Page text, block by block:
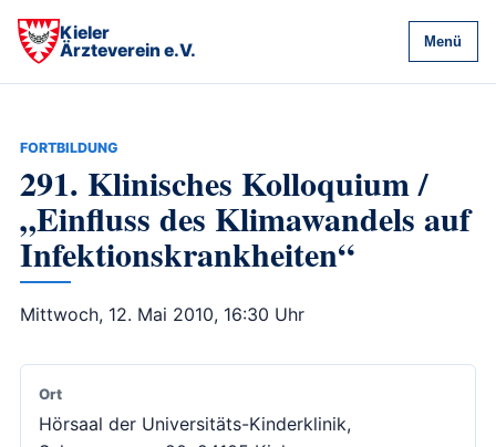
Kieler
Ärzteverein e.V.
Menü
FORTBILDUNG
291. Klinisches Kolloquium /
„Einfluss des Klimawandels auf
Infektionskrankheiten“
Mittwoch, 12. Mai 2010, 16:30 Uhr
Ort
Hörsaal der Universitäts-Kinderklinik,